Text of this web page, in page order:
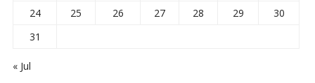
24
25 26 27 28 29
30
31
« Jul